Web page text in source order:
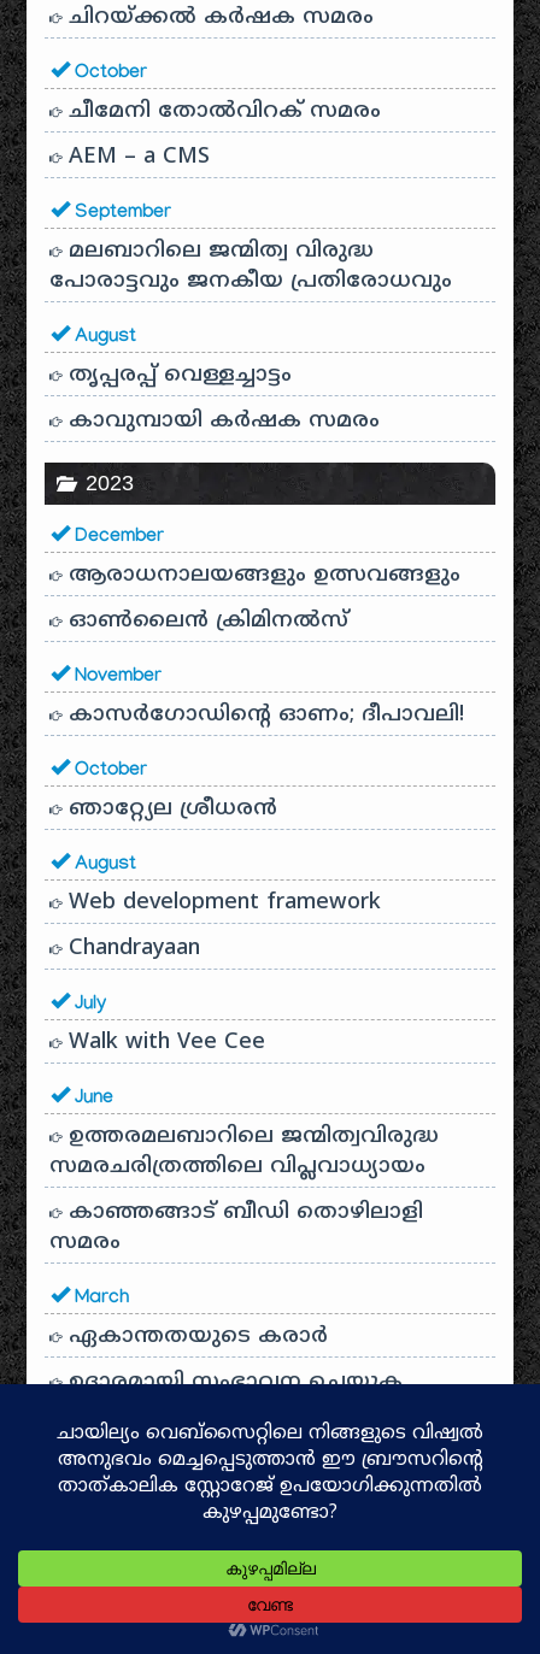
ചിറയ്ക്കൽ കർഷക സമരം
October
ചീമേനി തോൽവിറക് സമരം
AEM – a CMS
September
മലബാറിലെ ജന്മിത്വ വിരുദ്ധ
പോരാട്ടവും ജനകീയ പ്രതിരോധവും
August
തൃപ്പരപ്പ് വെള്ളച്ചാട്ടം
കാവുമ്പായി കർഷക സമരം
2023
December
ആരാധനാലയങ്ങളും ഉത്സവങ്ങളും
ഓൺലൈൻ ക്രിമിനൽസ്
November
കാസർഗോഡിൻ്റെ ഓണം; ദീപാവലി!
October
ഞാറ്റ്യേല ശ്രീധരൻ
August
Web development framework
Chandrayaan
July
Walk with Vee Cee
June
ഉത്തരമലബാറിലെ ജന്മിത്വവിരുദ്ധ
സമരചരിത്രത്തിലെ വിപ്ലവാധ്യായം
കാഞ്ഞങ്ങാട് ബീഡി തൊഴിലാളി
സമരം
March
ഏകാന്തതയുടെ കരാർ
ഉദാരമായി സംഭാവന ചെയ്യുക
ഉത്തരമലബാറിലെ പൗരാവകാശ-
വിദ്യാഭ്യാസ പോരാട്ടത്തിന്റെ ചരിത്രം
വടക്കൻ മലബാറിലെ ജ്വലിക്കുന്ന
കാർഷിക വിപ്ലവചരിത്രം